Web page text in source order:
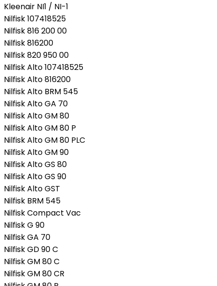
Kleenair NI1 / NI-1
Nilfisk 107418525
Nilfisk 816 200 00
Nilfisk 816200
Nilfisk 820 950 00
Nilfisk Alto 107418525
Nilfisk Alto 816200
Nilfisk Alto BRM 545
Nilfisk Alto GA 70
Nilfisk Alto GM 80
Nilfisk Alto GM 80 P
Nilfisk Alto GM 80 PLC
Nilfisk Alto GM 90
Nilfisk Alto GS 80
Nilfisk Alto GS 90
Nilfisk Alto GST
Nilfisk BRM 545
Nilfisk Compact Vac
Nilfisk G 90
Nilfisk GA 70
Nilfisk GD 90 C
Nilfisk GM 80 C
Nilfisk GM 80 CR